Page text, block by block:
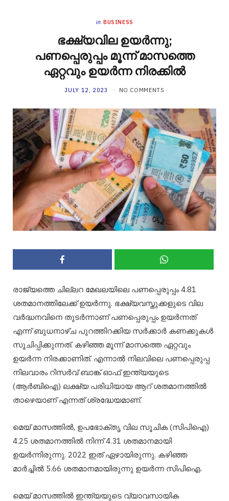
in BUSINESS
ഭക്ഷ്യവില ഉയർന്നു;
പണപ്പെരുപ്പം മൂന്ന് മാസത്തെ
ഏറ്റവും ഉയർന്ന നിരക്കിൽ
JULY 12, 2023 NO COMMENTS
രാജ്യത്തെ ചില്ലറ മേഖലയിലെ പണപ്പെരുപ്പം 4.81
ശതമാനത്തിലേക്ക് ഉയർന്നു. ഭക്ഷ്യവസ്തുക്കളുടെ വില
വർദ്ധനവിനെ തുടർന്നാണ് പണപ്പെരുപ്പം ഉയർന്നത്
എന്ന് ബുധനാഴ്ച പുറത്തിറക്കിയ സർക്കാർ കണക്കുകൾ
സൂചിപ്പിക്കുന്നത്. കഴിഞ്ഞ മൂന്ന് മാസത്തെ ഏറ്റവും
ഉയർന്ന നിരക്കാണിത്. എന്നാൽ നിലവിലെ പണപ്പെരുപ്പ
നിലവാരം റിസർവ് ബാങ്ക് ഓഫ് ഇന്ത്യയുടെ
(ആർബിഐ) ലക്ഷ്യ പരിധിയായ ആറ് ശതമാനത്തിൽ
താഴെയാണ് എന്നത് ശ്രദ്ധേയമാണ്.
മെയ് മാസത്തിൽ, ഉപഭോക്തൃ വില സൂചിക (സിപിഐ)
4.25 ശതമാനത്തിൽ നിന്ന് 4.31 ശതമാനമായി
ഉയർന്നിരുന്നു. 2022 ഇത് ഏഴായിരുന്നു. കഴിഞ്ഞ
മാർച്ചിൽ 5.66 ശതമാനമായിരുന്നു ഉയർന്ന സിപിഐ.
മെയ് മാസത്തിൽ ഇന്ത്യയുടെ വ്യാവസായിക